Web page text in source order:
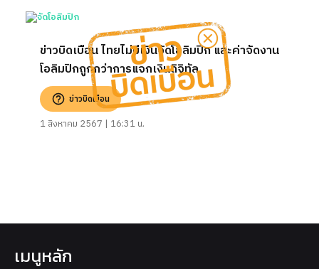
ข่าวบิดเบือน ไทยไม่มีเงินจัดโอลิมปิก และค่าจัดงาน
โอลิมปิกถูกกว่าการแจกเงินดิจิทัล
ข่าวบิดเบือน
1 สิงหาคม 2567 | 16:31 น.
เมนูหลัก